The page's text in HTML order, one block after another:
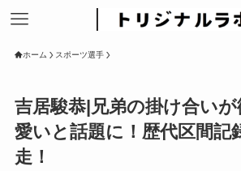
ホーム スポーツ選手
吉居駿恭|兄弟の掛け合い
愛いと話題に！歴代区間記
走！